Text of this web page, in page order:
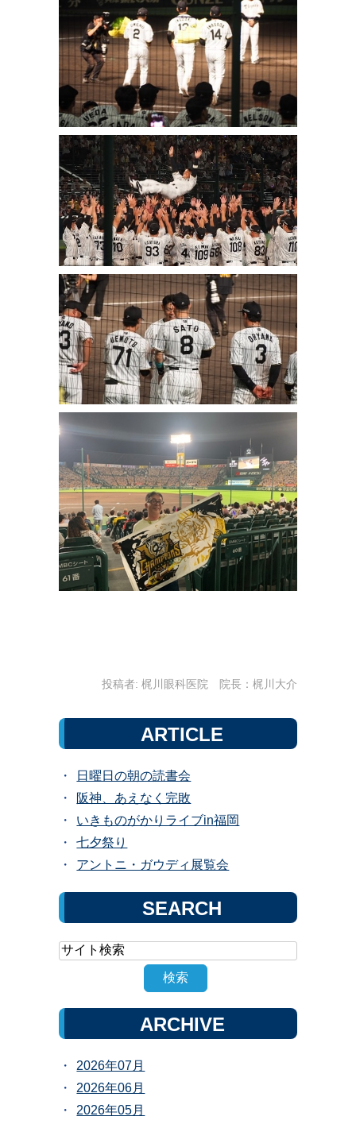
投稿者: 梶川眼科医院 院長：梶川大介
ARTICLE
日曜日の朝の読書会
阪神、あえなく完敗
いきものがかりライブin福岡
七夕祭り
アントニ・ガウディ展覧会
SEARCH
ARCHIVE
2026年07月
2026年06月
2026年05月